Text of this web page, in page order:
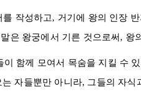
작성하고, 거기에 왕의 인장
은 왕궁에서 기른 것으로써, 왕
함께 모여서 목숨을 지킬 수
자들뿐만 아니라, 그들의 자